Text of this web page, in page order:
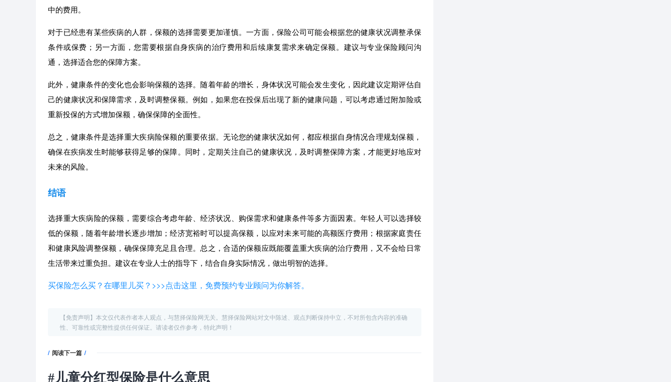
中的费用。
对于已经患有某些疾病的人群，保额的选择需要更加谨慎。一方面，保险公司可能会根据您的健康状况调整承保
条件或保费；另一方面，您需要根据自身疾病的治疗费用和后续康复需求来确定保额。建议与专业保险顾问沟
通，选择适合您的保障方案。
此外，健康条件的变化也会影响保额的选择。随着年龄的增长，身体状况可能会发生变化，因此建议定期评估自
己的健康状况和保障需求，及时调整保额。例如，如果您在投保后出现了新的健康问题，可以考虑通过附加险或
重新投保的方式增加保额，确保保障的全面性。
总之，健康条件是选择重大疾病险保额的重要依据。无论您的健康状况如何，都应根据自身情况合理规划保额，
确保在疾病发生时能够获得足够的保障。同时，定期关注自己的健康状况，及时调整保障方案，才能更好地应对
未来的风险。
结语
选择重大疾病险的保额，需要综合考虑年龄、经济状况、购保需求和健康条件等多方面因素。年轻人可以选择较
低的保额，随着年龄增长逐步增加；经济宽裕时可以提高保额，以应对未来可能的高额医疗费用；根据家庭责任
和健康风险调整保额，确保保障充足且合理。总之，合适的保额应既能覆盖重大疾病的治疗费用，又不会给日常
生活带来过重负担。建议在专业人士的指导下，结合自身实际情况，做出明智的选择。
买保险怎么买？在哪里儿买？>>>点击这里，免费预约专业顾问为你解答。
【免责声明】本文仅代表作者本人观点，与慧择保险网无关。慧择保险网站对文中陈述、观点判断保持中立，不对所包含内容的准确
性、可靠性或完整性提供任何保证。请读者仅作参考，特此声明！
/ 阅读下一篇 /
#儿童分红型保险是什么意思